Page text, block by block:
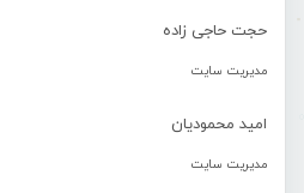
حجت حاجی زاده
مدیریت سایت
امید محمودیان
مدیریت سایت